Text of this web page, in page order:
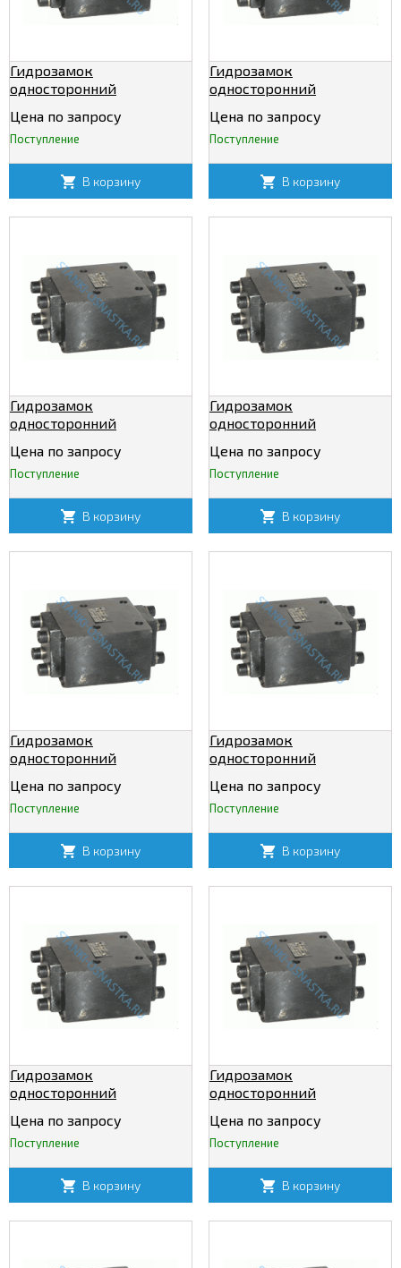
Гидрозамок
односторонний
Цена по запросу
Поступление
В корзину
Гидрозамок
односторонний
Цена по запросу
Поступление
В корзину
Гидрозамок
односторонний
Цена по запросу
Поступление
В корзину
Гидрозамок
односторонний
Цена по запросу
Поступление
В корзину
Гидрозамок
односторонний
Цена по запросу
Поступление
В корзину
Гидрозамок
односторонний
Цена по запросу
Поступление
В корзину
Гидрозамок
односторонний
Цена по запросу
Поступление
В корзину
Гидрозамок
односторонний
Цена по запросу
Поступление
В корзину